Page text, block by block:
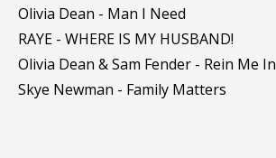
Olivia Dean - Man I Need
RAYE - WHERE IS MY HUSBAND!
Olivia Dean & Sam Fender - Rein Me In
Skye Newman - Family Matters